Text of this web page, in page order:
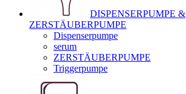
DISPENSERPUMPE &
ZERSTÄUBERPUMPE
Dispenserpumpe
serum
ZERSTÄUBERPUMPE
Triggerpumpe